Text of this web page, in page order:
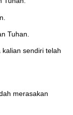
Tuhan.
sendiri telah
merasakan